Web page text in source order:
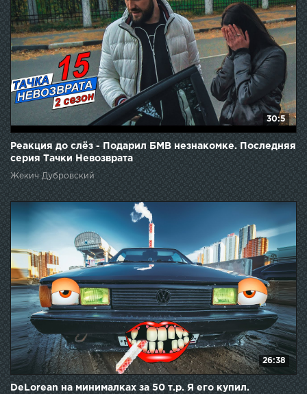
30:5
Реакция до слёз - Подарил БМВ незнакомке. Последняя
серия Тачки Невозврата
Жекич Дубровский
26:38
DeLorean на минималках за 50 т.р. Я его купил.